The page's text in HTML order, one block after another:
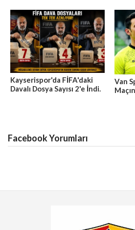
Kayserispor'da FİFA'daki
Davalı Dosya Sayısı 2'e İndi.
Van
Facebook Yorumları